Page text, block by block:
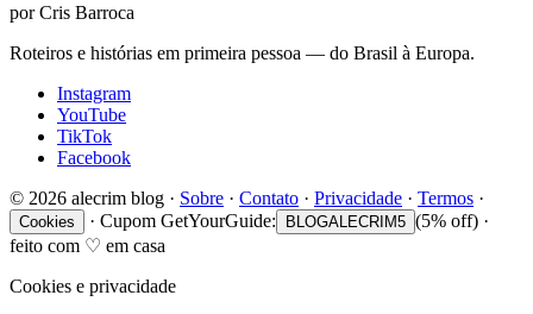
por Cris Barroca
Roteiros e histórias em primeira pessoa — do Brasil à Europa.
Instagram
YouTube
TikTok
Facebook
© 2026 alecrim blog · Sobre · Contato · Privacidade · Termos ·
Cookies · Cupom GetYourGuide: BLOGALECRIM5 (5% off) ·
feito com ♡ em casa
Cookies e privacidade